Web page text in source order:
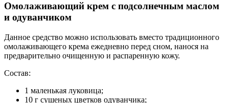
Омолаживающий крем с подсолнечным маслом
и одуванчиком
Данное средство можно использовать вместо традиционного
омолаживающего крема ежедневно перед сном, нанося на
предварительно очищенную и распаренную кожу.
Состав:
1 маленькая луковица;
10 г сушеных цветков одуванчика;